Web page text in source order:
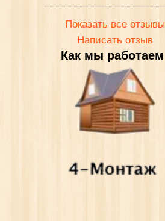
Показать все отзывы
Написать отзыв
Как мы работаем